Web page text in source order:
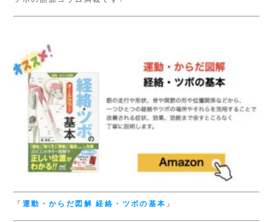
『 運動・からだ図解経絡・ツボの基本 』